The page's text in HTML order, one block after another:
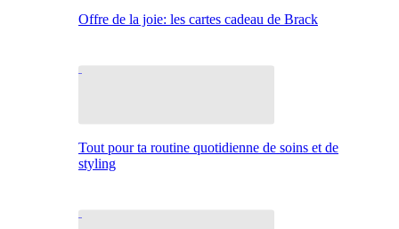
Offre de la joie: les cartes cadeau de Brack
Tout pour ta routine quotidienne de soins et de
styling